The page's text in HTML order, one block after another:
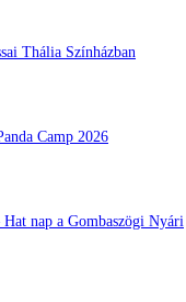
Thália Színházban
Camp 2026
nap a Gombaszögi Nyári